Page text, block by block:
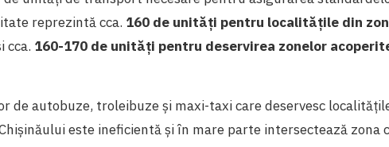
reprezintă cca. 160 de unități pentru localitățile din
cca. 160-170 de unități pentru deservirea zonelor
de autobuze, troleibuze și maxi-taxi care deservesc
este ineficientă și în mare parte intersectează zona